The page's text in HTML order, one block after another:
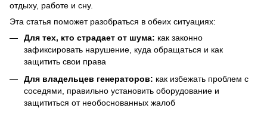
отдыху, работе и сну.
Эта статья поможет разобраться в обеих ситуациях:
Для тех, кто страдает от шума: как законно
зафиксировать нарушение, куда обращаться и как
защитить свои права
Для владельцев генераторов: как избежать проблем с
соседями, правильно установить оборудование и
защититься от необоснованных жалоб